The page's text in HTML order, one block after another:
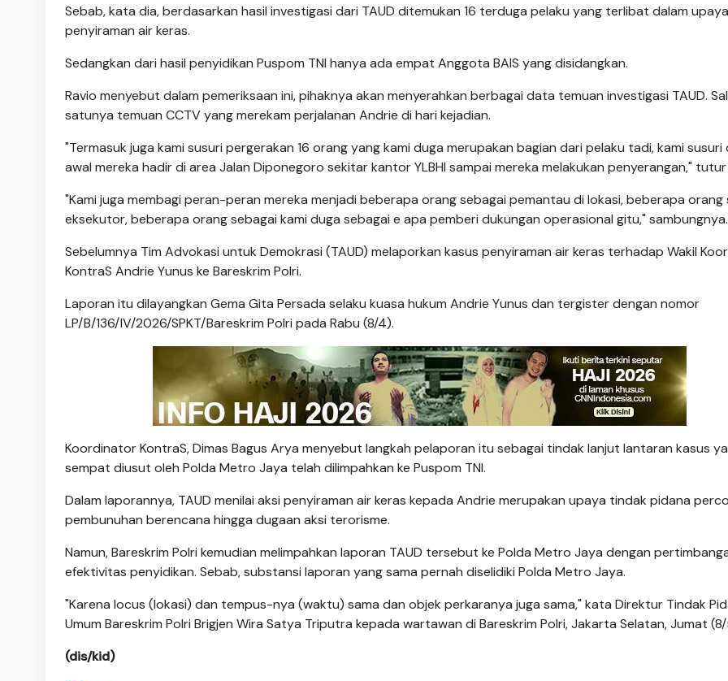
Sebab, kata dia, berdasarkan hasil investigasi dari TAUD ditemukan 16 terduga pelaku yang terlibat dalam upaya
penyiraman air keras.
Sedangkan dari hasil penyidikan Puspom TNI hanya ada empat Anggota BAIS yang disidangkan.
Ravio menyebut dalam pemeriksaan ini, pihaknya akan menyerahkan berbagai data temuan investigasi TAUD.
satunya temuan CCTV yang merekam perjalanan Andrie di hari kejadian.
"Termasuk juga kami susuri pergerakan 16 orang yang kami duga merupakan bagian dari pelaku tadi, kami susuri
awal mereka hadir di area Jalan Diponegoro sekitar kantor YLBHI sampai mereka melakukan penyerangan," tutur
"Kami juga membagi peran-peran mereka menjadi beberapa orang sebagai pemantau di lokasi, beberapa orang
eksekutor, beberapa orang sebagai kami duga sebagai e apa pemberi dukungan operasional gitu," sambungnya.
Sebelumnya Tim Advokasi untuk Demokrasi (TAUD) melaporkan kasus penyiraman air keras terhadap Wakil
KontraS Andrie Yunus ke Bareskrim Polri.
Laporan itu dilayangkan Gema Gita Persada selaku kuasa hukum Andrie Yunus dan tergister dengan nomor
LP/B/136/IV/2026/SPKT/Bareskrim Polri pada Rabu (8/4).
Koordinator KontraS, Dimas Bagus Arya menyebut langkah pelaporan itu sebagai tindak lanjut lantaran kasus
sempat diusut oleh Polda Metro Jaya telah dilimpahkan ke Puspom TNI.
Dalam laporannya, TAUD menilai aksi penyiraman air keras kepada Andrie merupakan upaya tindak pidana
pembunuhan berencana hingga dugaan aksi terorisme.
Namun, Bareskrim Polri kemudian melimpahkan laporan TAUD tersebut ke Polda Metro Jaya dengan
efektivitas penyidikan. Sebab, substansi laporan yang sama pernah diselidiki Polda Metro Jaya.
"Karena locus (lokasi) dan tempus-nya (waktu) sama dan objek perkaranya juga sama," kata Direktur Tindak
Umum Bareskrim Polri Brigjen Wira Satya Triputra kepada wartawan di Bareskrim Polri, Jakarta Selatan, Jumat
(dis/kid)